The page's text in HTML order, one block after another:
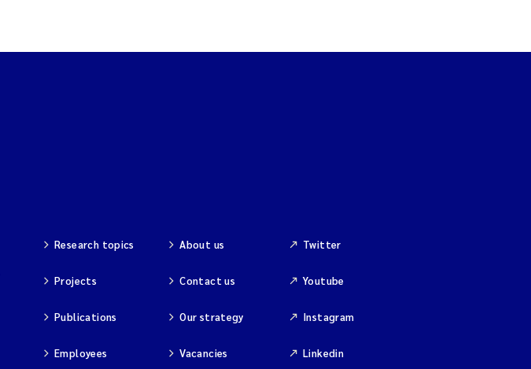
Research topics
Projects
Publications
Employees
About us
Contact us
Our strategy
Vacancies
Twitter
Youtube
Instagram
Linkedin